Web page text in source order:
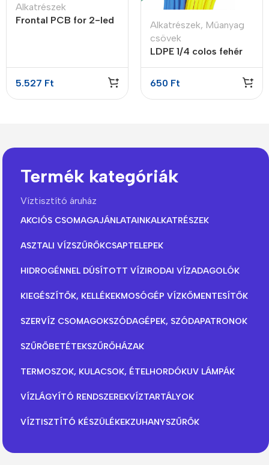
Alkatrészek
Frontal PCB for 2-led
5.527 Ft
Alkatrészek, Műanyag
csövek
LDPE 1/4 colos fehér
650 Ft
Termék kategóriák
Víztisztító áruház
AKCIÓS CSOMAGAJÁNLATAINKALKATRÉSZEK
ASZTALI VÍZSZŰRŐKCSAPTELEPEK
HIDROGÉNNEL DÚSÍTOTT VÍZIRODAI VÍZADAGOLÓK
KIEGÉSZÍTŐK, KELLÉKEKMOSÓGÉP VÍZKŐMENTESÍTŐK
SZERVÍZ CSOMAGOKSZÓDAGÉPEK, SZÓDAPATRONOK
SZŰRŐBETÉTEKSZŰRŐHÁZAK
TERMOSZOK, KULACSOK, ÉTELHORDÓKUV LÁMPÁK
VÍZLÁGYÍTÓ RENDSZEREKVÍZTARTÁLYOK
VÍZTISZTÍTÓ KÉSZÜLÉKEKZUHANYSZŰRŐK